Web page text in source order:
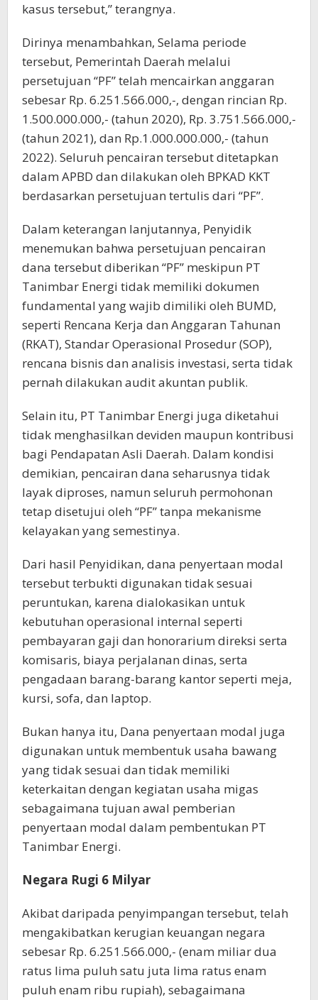
kasus tersebut,” terangnya.
Dirinya menambahkan, Selama periode
tersebut, Pemerintah Daerah melalui
persetujuan “PF” telah mencairkan anggaran
sebesar Rp. 6.251.566.000,-, dengan rincian Rp.
1.500.000.000,- (tahun 2020), Rp. 3.751.566.000,-
(tahun 2021), dan Rp.1.000.000.000,- (tahun
2022). Seluruh pencairan tersebut ditetapkan
dalam APBD dan dilakukan oleh BPKAD KKT
berdasarkan persetujuan tertulis dari “PF”.
Dalam keterangan lanjutannya, Penyidik
menemukan bahwa persetujuan pencairan
dana tersebut diberikan “PF” meskipun PT
Tanimbar Energi tidak memiliki dokumen
fundamental yang wajib dimiliki oleh BUMD,
seperti Rencana Kerja dan Anggaran Tahunan
(RKAT), Standar Operasional Prosedur (SOP),
rencana bisnis dan analisis investasi, serta tidak
pernah dilakukan audit akuntan publik.
Selain itu, PT Tanimbar Energi juga diketahui
tidak menghasilkan deviden maupun kontribusi
bagi Pendapatan Asli Daerah. Dalam kondisi
demikian, pencairan dana seharusnya tidak
layak diproses, namun seluruh permohonan
tetap disetujui oleh “PF” tanpa mekanisme
kelayakan yang semestinya.
Dari hasil Penyidikan, dana penyertaan modal
tersebut terbukti digunakan tidak sesuai
peruntukan, karena dialokasikan untuk
kebutuhan operasional internal seperti
pembayaran gaji dan honorarium direksi serta
komisaris, biaya perjalanan dinas, serta
pengadaan barang-barang kantor seperti meja,
kursi, sofa, dan laptop.
Bukan hanya itu, Dana penyertaan modal juga
digunakan untuk membentuk usaha bawang
yang tidak sesuai dan tidak memiliki
keterkaitan dengan kegiatan usaha migas
sebagaimana tujuan awal pemberian
penyertaan modal dalam pembentukan PT
Tanimbar Energi.
Negara Rugi 6 Milyar
Akibat daripada penyimpangan tersebut, telah
mengakibatkan kerugian keuangan negara
sebesar Rp. 6.251.566.000,- (enam miliar dua
ratus lima puluh satu juta lima ratus enam
puluh enam ribu rupiah), sebagaimana